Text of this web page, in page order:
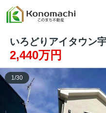
いろどりアイタウン
2,440万円
1 /30